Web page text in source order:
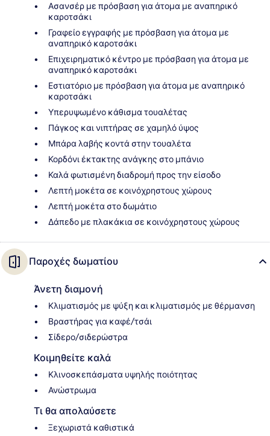
Ασανσέρ με πρόσβαση για άτομα με αναπηρικό
καροτσάκι
Γραφείο εγγραφής με πρόσβαση για άτομα με
αναπηρικό καροτσάκι
Επιχειρηματικό κέντρο με πρόσβαση για άτομα με
αναπηρικό καροτσάκι
Εστιατόριο με πρόσβαση για άτομα με αναπηρικό
καροτσάκι
Υπερυψωμένο κάθισμα τουαλέτας
Πάγκος και νιπτήρας σε χαμηλό ύψος
Μπάρα λαβής κοντά στην τουαλέτα
Κορδόνι έκτακτης ανάγκης στο μπάνιο
Καλά φωτισμένη διαδρομή προς την είσοδο
Λεπτή μοκέτα σε κοινόχρηστους χώρους
Λεπτή μοκέτα στο δωμάτιο
Δάπεδο με πλακάκια σε κοινόχρηστους χώρους
Παροχές δωματίου
Άνετη διαμονή
Κλιματισμός με ψύξη και κλιματισμός με θέρμανση
Βραστήρας για καφέ/τσάι
Σίδερο/σιδερώστρα
Κοιμηθείτε καλά
Κλινοσκεπάσματα υψηλής ποιότητας
Ανώστρωμα
Τι θα απολαύσετε
Ξεχωριστά καθιστικά